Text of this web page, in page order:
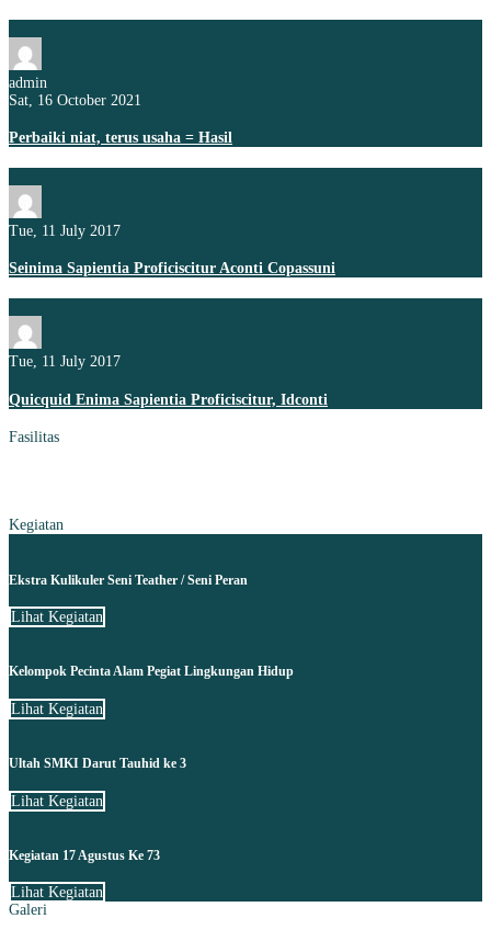
admin
Sat, 16 October 2021
Perbaiki niat, terus usaha = Hasil
Tue, 11 July 2017
Seinima Sapientia Proficiscitur Aconti Copassuni
Tue, 11 July 2017
Quicquid Enima Sapientia Proficiscitur, Idconti
Fasilitas
Kegiatan
Ekstra Kulikuler Seni Teather / Seni Peran
Lihat Kegiatan
Kelompok Pecinta Alam Pegiat Lingkungan Hidup
Lihat Kegiatan
Ultah SMKI Darut Tauhid ke 3
Lihat Kegiatan
Kegiatan 17 Agustus Ke 73
Lihat Kegiatan
Galeri